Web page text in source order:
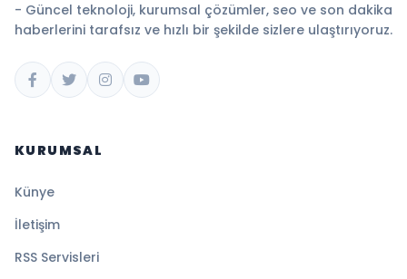
- Güncel teknoloji, kurumsal çözümler, seo ve son dakika
haberlerini tarafsız ve hızlı bir şekilde sizlere ulaştırıyoruz.
KURUMSAL
Künye
İletişim
RSS Servisleri